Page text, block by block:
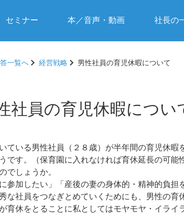
セミナー 本／音声・動画 社長の
一覧へ 経営戦略 男性社員の育児休暇について
社員の育児休暇につい
ている男性社員（２８歳）が半年間の育児休暇
です。（保育園に入れなければ育休延長の可能
のでしょうか。
参加したい」「産後の妻の身体的・精神的負担
な社員をつなぎとめていくためにも、男性の育
育休をとることに私としてはモヤモヤ・イライ